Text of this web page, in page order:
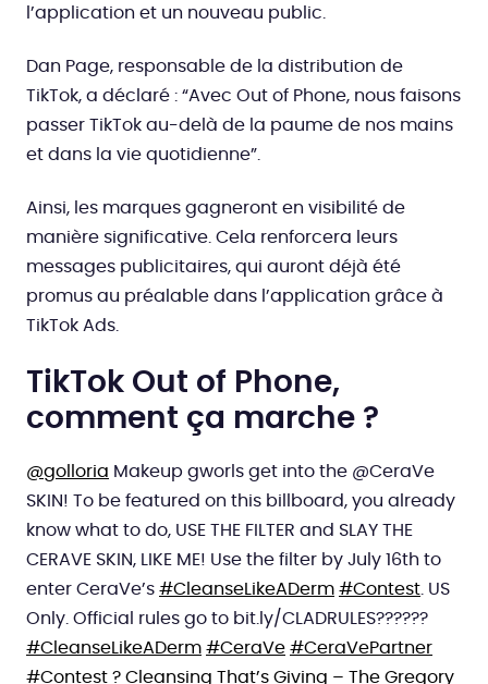
l’application et un nouveau public.
Dan Page, responsable de la distribution de
TikTok, a déclaré : “Avec Out of Phone, nous faisons
passer TikTok au-delà de la paume de nos mains
et dans la vie quotidienne”.
Ainsi, les marques gagneront en visibilité de
manière significative. Cela renforcera leurs
messages publicitaires, qui auront déjà été
promus au préalable dans l’application grâce à
TikTok Ads.
TikTok Out of Phone,
comment ça marche ?
@golloria Makeup gworls get into the @CeraVe
SKIN! To be featured on this billboard, you already
know what to do, USE THE FILTER and SLAY THE
CERAVE SKIN, LIKE ME! Use the filter by July 16th to
enter CeraVe’s #CleanseLikeADerm #Contest . US
Only. Official rules go to bit.ly/CLADRULES??????
#CleanseLikeADerm #CeraVe #CeraVePartner
#Contest ? Cleansing That’s Giving – The Gregory